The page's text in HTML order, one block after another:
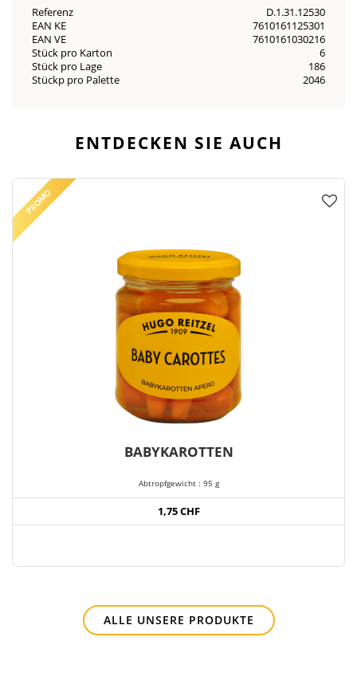
Referenz
D.1.31.12530
EAN KE
7610161125301
EAN VE
7610161030216
Stück pro Karton
6
Stück pro Lage
186
Stückp pro Palette
2046
ENTDECKEN SIE AUCH
PROMO
BABYKAROTTEN
Abtropfgewicht : 95 g
1,75 CHF
ALLE UNSERE PRODUKTE